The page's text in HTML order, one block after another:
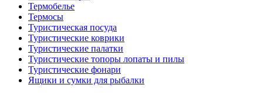
Термобелье
Термосы
Туристическая посуда
Туристические коврики
Туристические палатки
Туристические топоры лопаты и пилы
Туристические фонари
Ящики и сумки для рыбалки